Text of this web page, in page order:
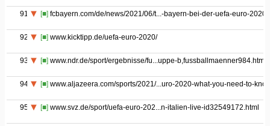
91 [■] fcbayern.com/de/news/2021/06/t...-bayern-bei-der-uefa-euro-2020
92 [■] www.kicktipp.de/uefa-euro-2020/
93 [■] www.ndr.de/sport/ergebnisse/fu...uppe-b,fussballmaenner984.html
94 [■] www.aljazeera.com/sports/2021/...uro-2020-what-you-need-to-
95 [■] www.svz.de/sport/uefa-euro-202...n-italien-live-id32549172.html